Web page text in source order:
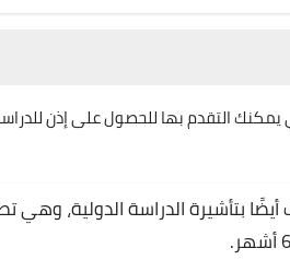
يمكنك التقدم بها للحصول على إذن
بتأشيرة الدراسة الدولية،